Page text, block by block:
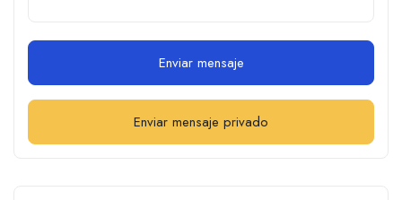
Enviar mensaje
Enviar mensaje privado